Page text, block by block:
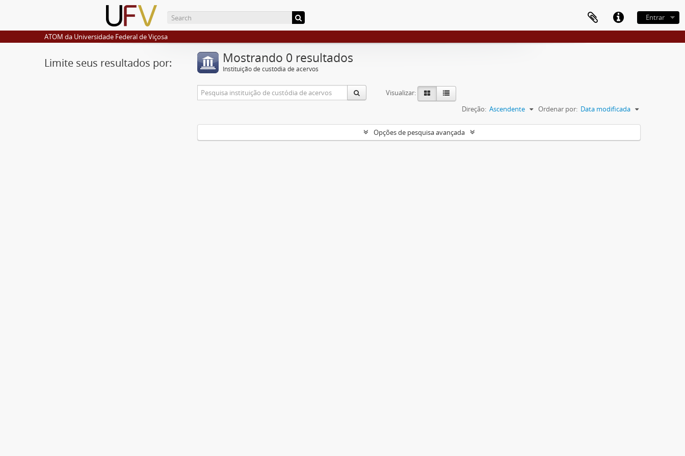
Entrar
ATOM da Universidade Federal de Viçosa
Limite seus resultados por: Mostrando 0 resultados
Instituição de custódia de acervos
Visualizar:
Ordenar por: Data modificada
Direção: Ascendente
Opções de pesquisa avançada